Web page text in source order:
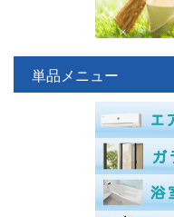
単品メニュー